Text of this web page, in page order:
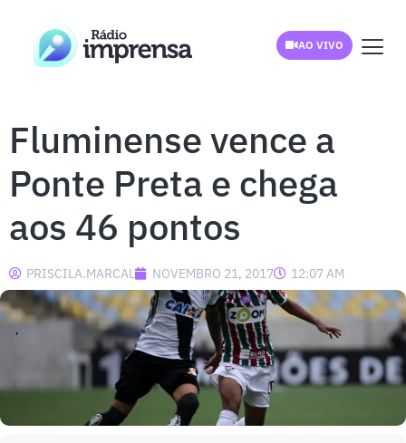
AO VIVO
Fluminense vence a
Ponte Preta e chega
aos 46 pontos
PRISCILA.MARCAL NOVEMBRO 21, 2017 12:07 AM